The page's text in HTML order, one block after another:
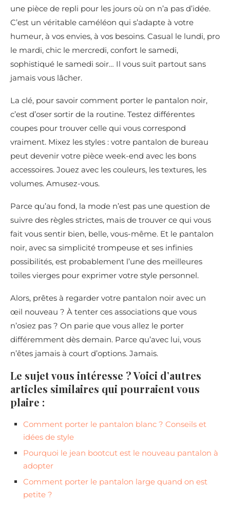
une pièce de repli pour les jours où on n’a pas d’idée.
C’est un véritable caméléon qui s’adapte à votre
humeur, à vos envies, à vos besoins. Casual le lundi, pro
le mardi, chic le mercredi, confort le samedi,
sophistiqué le samedi soir… Il vous suit partout sans
jamais vous lâcher.
La clé, pour savoir comment porter le pantalon noir,
c’est d’oser sortir de la routine. Testez différentes
coupes pour trouver celle qui vous correspond
vraiment. Mixez les styles : votre pantalon de bureau
peut devenir votre pièce week-end avec les bons
accessoires. Jouez avec les couleurs, les textures, les
volumes. Amusez-vous.
Parce qu’au fond, la mode n’est pas une question de
suivre des règles strictes, mais de trouver ce qui vous
fait vous sentir bien, belle, vous-même. Et le pantalon
noir, avec sa simplicité trompeuse et ses infinies
possibilités, est probablement l’une des meilleures
toiles vierges pour exprimer votre style personnel.
Alors, prêtes à regarder votre pantalon noir avec un
œil nouveau ? À tenter ces associations que vous
n’osiez pas ? On parie que vous allez le porter
différemment dès demain. Parce qu’avec lui, vous
n’êtes jamais à court d’options. Jamais.
Le sujet vous intéresse ? Voici d’autres
articles similaires qui pourraient vous
plaire :
Comment porter le pantalon blanc ? Conseils et
idées de style
Pourquoi le jean bootcut est le nouveau pantalon à
adopter
Comment porter le pantalon large quand on est
petite ?